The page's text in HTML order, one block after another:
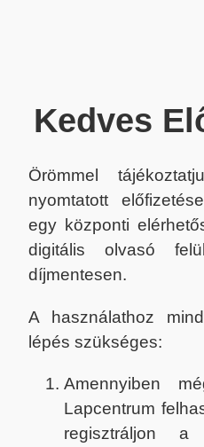
Kedves
Örömmel
nyomtatott
egy központi
digitális olvasó
díjmentesen.
A használathoz
lépés szükséges:
Amennyiben
Lapcentrum
regisztráljon a